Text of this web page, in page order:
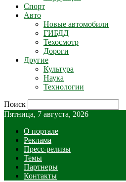
Спорт
Авто
Новые автомобили
ГИБДД
Техосмотр
Дороги
Другие
Культура
Наука
Технологии
Поиск
Пятница, 7 августа, 2026
О портале
Реклама
Пресс-релизы
Темы
Партнеры
Контакты